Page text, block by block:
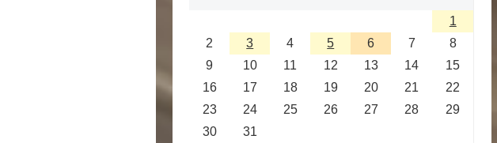
1
2
3 4 5 6 7
8
9
10 11 12 13 14
15
16
17 18 19 20 21
22
23
24 25 26 27 28
29
30
31